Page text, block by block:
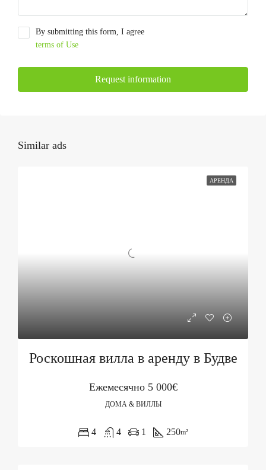
By submitting this form, I agree
terms of Use
Request information
Similar ads
АРЕНДА
Роскошная вилла в аренду в Будве
Ежемесячно5 000€
ДОМА & ВИЛЛЫ
4 4 1 250m²